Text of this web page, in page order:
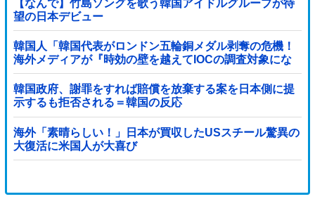
【なんで】竹島ソングを歌う韓国アイドルグループが待
望の日本デビュー
韓国人「韓国代表がロンドン五輪銅メダル剥奪の危機！
海外メディアが『時効の壁を越えてIOCの調査対象にな
り得る』と報道！」
韓国政府、謝罪をすれば賠償を放棄する案を日本側に提
示するも拒否される＝韓国の反応
海外「素晴らしい！」日本が買収したUSスチール驚異の
大復活に米国人が大喜び